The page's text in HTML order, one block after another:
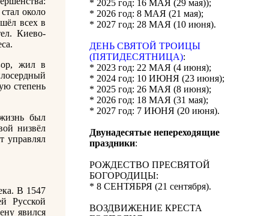
около
всех в
Киево-
жил в
степень
был
низвёл
управлял
В 1547
Русской
явился
* 2025 год: 16 МАЯ (29 мая));
* 2026 год: 8 МАЯ (21 мая);
* 2027 год: 28 МАЯ (10 июня).
ДЕНЬ СВЯТОЙ ТРОИЦЫ
(ПЯТИДЕСЯТНИЦА):
* 2023 год: 22 МАЯ (4 июня);
* 2024 год: 10 ИЮНЯ (23 июня);
* 2025 год: 26 МАЯ (8 июня);
* 2026 год: 18 МАЯ (31 мая);
* 2027 год: 7 ИЮНЯ (20 июня).
Двунадесятые непереходящие
праздники:
РОЖДЕСТВО ПРЕСВЯТОЙ
БОГОРОДИЦЫ:
* 8 СЕНТЯБРЯ (21 сентября).
ВОЗДВИЖЕНИЕ КРЕСТА